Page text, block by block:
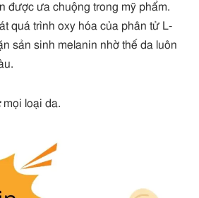
được ưa chuộng trong mỹ phẩm.
quá trình oxy hóa của phân tử L-
sản sinh melanin nhờ thế da luôn
mọi loại da.